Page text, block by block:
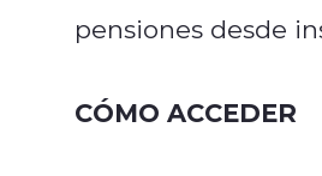
pensiones desde
CÓMO ACCEDER